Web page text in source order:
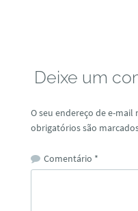
Deixe um
O seu endereço de e-mail
obrigatórios são
Comentário *